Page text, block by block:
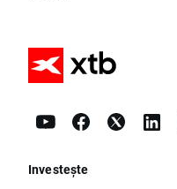
Investește